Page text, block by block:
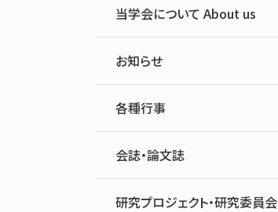
当学会について About us
お知らせ
各種行事
会誌・論文誌
研究プロジェクト・研究委員会